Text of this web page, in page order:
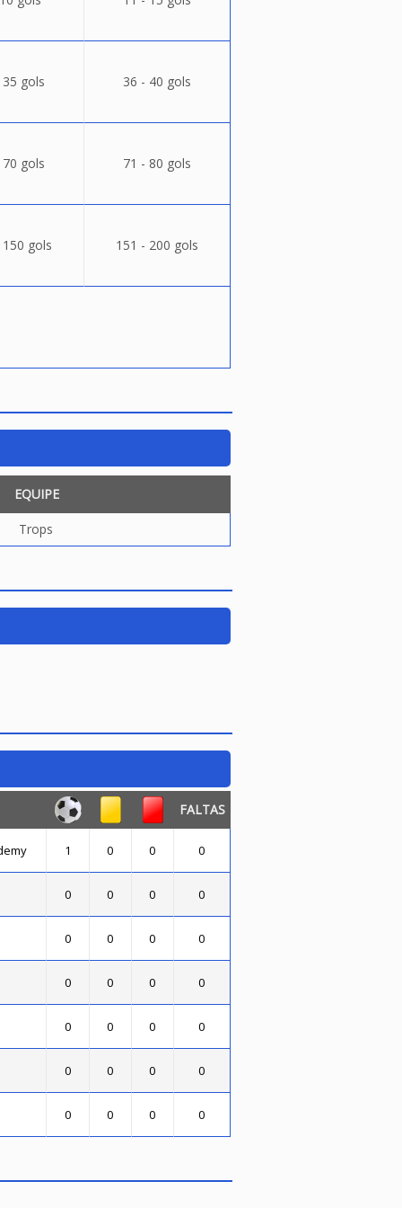
gols 36 - 40 gols
gols 71 - 80 gols
gols 151 - 200 gols
EQUIPE
Trops
FALTAS
1 0 0 0
0 0 0 0
0 0 0 0
0 0 0 0
0 0 0 0
0 0 0 0
0 0 0 0